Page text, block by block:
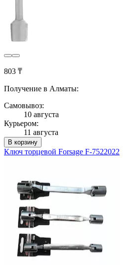
803 ₸
Получение в Алматы:
Самовывоз:
10 августа
Курьером:
11 августа
В корзину
Ключ торцевой Forsage F-7522022